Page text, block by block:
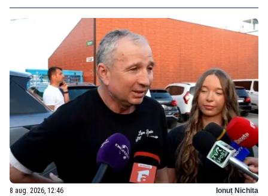
8 aug. 2026, 12:46 Ionuț Nichita